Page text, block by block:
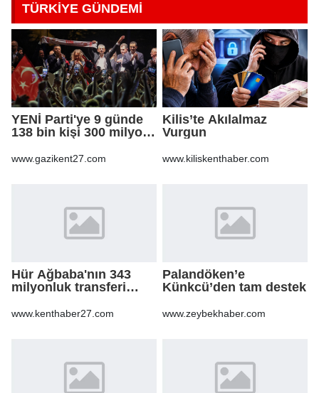
TÜRKİYE GÜNDEMİ
YENİ Parti'ye 9 günde
138 bin kişi 300 milyon
www.gazikent27.com
Kilis’te Akılalmaz
Vurgun
www.kiliskenthaber.com
Hür Ağbaba'nın 343
milyonluk transferi
Ağbaba'ya milyonlar
www.kenthaber27.com
Palandöken’e
Künkcü’den tam destek
www.zeybekhaber.com